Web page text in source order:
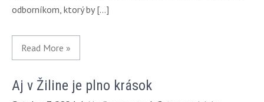
odborníkom, ktorý by […]
Read More »
Aj v Žiline je plno krások